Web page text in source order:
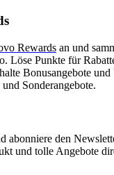
Rewards an und
Löse Punkte für
Bonusangebote
Sonderangebote.
abonniere den
und tolle Angebote